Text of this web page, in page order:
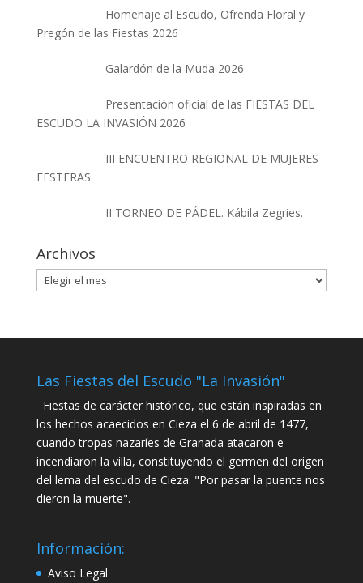
Homenaje al Escudo, Ofrenda Floral y
Pregón de las Fiestas 2026
Galardón de la Muda 2026
Presentación oficial de las FIESTAS DEL
ESCUDO LA INVASIÓN 2026
III ENCUENTRO REGIONAL DE MUJERES
FESTERAS
II TORNEO DE PÁDEL. Kábila Zegries.
Archivos
Archivos
Las Fiestas del Escudo "La Invasión"
Fiestas de carácter histórico, que están inspiradas en
los hechos acaecidos en Cieza el 6 de abril de 1477,
cuando tropas nazaríes de Granada atacaron e
incendiaron la villa, constituyendo el germen del origen
del lema del escudo de Cieza: "Por pasar la puente nos
dieron la muerte".
Información:
Aviso Legal